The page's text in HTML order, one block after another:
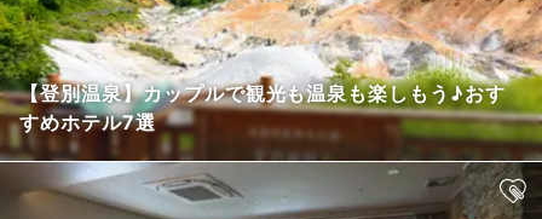
【登別温泉】カップルで観光も温泉も楽しもう♪おす
すめホテル7選